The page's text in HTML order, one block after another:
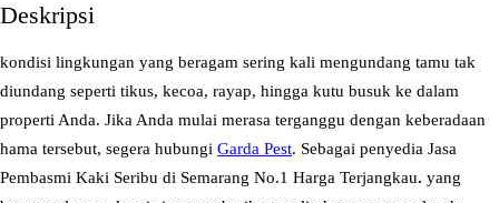
J
a
s
a
P
e
Deskripsi
kondisi lingkungan yang beragam sering kali mengundang tamu tak
diundang seperti tikus, kecoa, rayap, hingga kutu busuk ke dalam
properti Anda. Jika Anda mulai merasa terganggu dengan keberadaan
hama tersebut, segera hubungi Garda Pest. Sebagai penyedia Jasa
Pembasmi Kaki Seribu di Semarang No.1 Harga Terjangkau. yang